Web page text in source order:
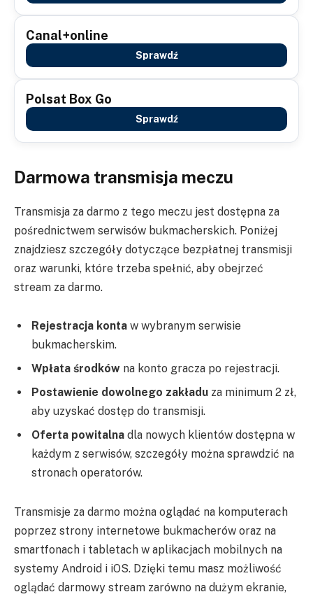
Canal+online
Sprawdź
Polsat Box Go
Sprawdź
Darmowa transmisja meczu
Transmisja za darmo z tego meczu jest dostępna za
pośrednictwem serwisów bukmacherskich. Poniżej
znajdziesz szczegóły dotyczące bezpłatnej transmisji
oraz warunki, które trzeba spełnić, aby obejrzeć
stream za darmo.
Rejestracja konta w wybranym serwisie
bukmacherskim.
Wpłata środków na konto gracza po rejestracji.
Postawienie dowolnego zakładu za minimum 2 zł,
aby uzyskać dostęp do transmisji.
Oferta powitalna dla nowych klientów dostępna w
każdym z serwisów, szczegóły można sprawdzić na
stronach operatorów.
Transmisje za darmo można oglądać na komputerach
poprzez strony internetowe bukmacherów oraz na
smartfonach i tabletach w aplikacjach mobilnych na
systemy Android i iOS. Dzięki temu masz możliwość
oglądać darmowy stream zarówno na dużym ekranie,